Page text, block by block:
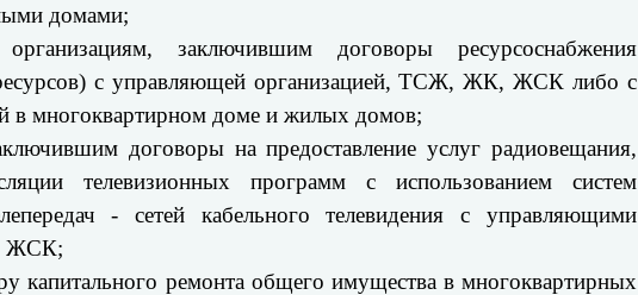
домами;
заключившим договоры ресурсоснабжения
с управляющей организацией, ТСЖ, ЖК, ЖСК либо с
в многоквартирном доме и жилых домов;
договоры на предоставление услуг радиовещания,
телевизионных программ с использованием систем
- сетей кабельного телевидения с управляющими
ЖСК;
капитального ремонта общего имущества в многоквартирных